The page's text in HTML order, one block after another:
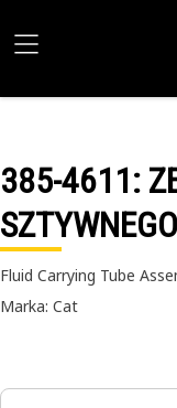
385-4611:
SZTYWNEGO
Fluid Carrying Tube
Marka: Cat